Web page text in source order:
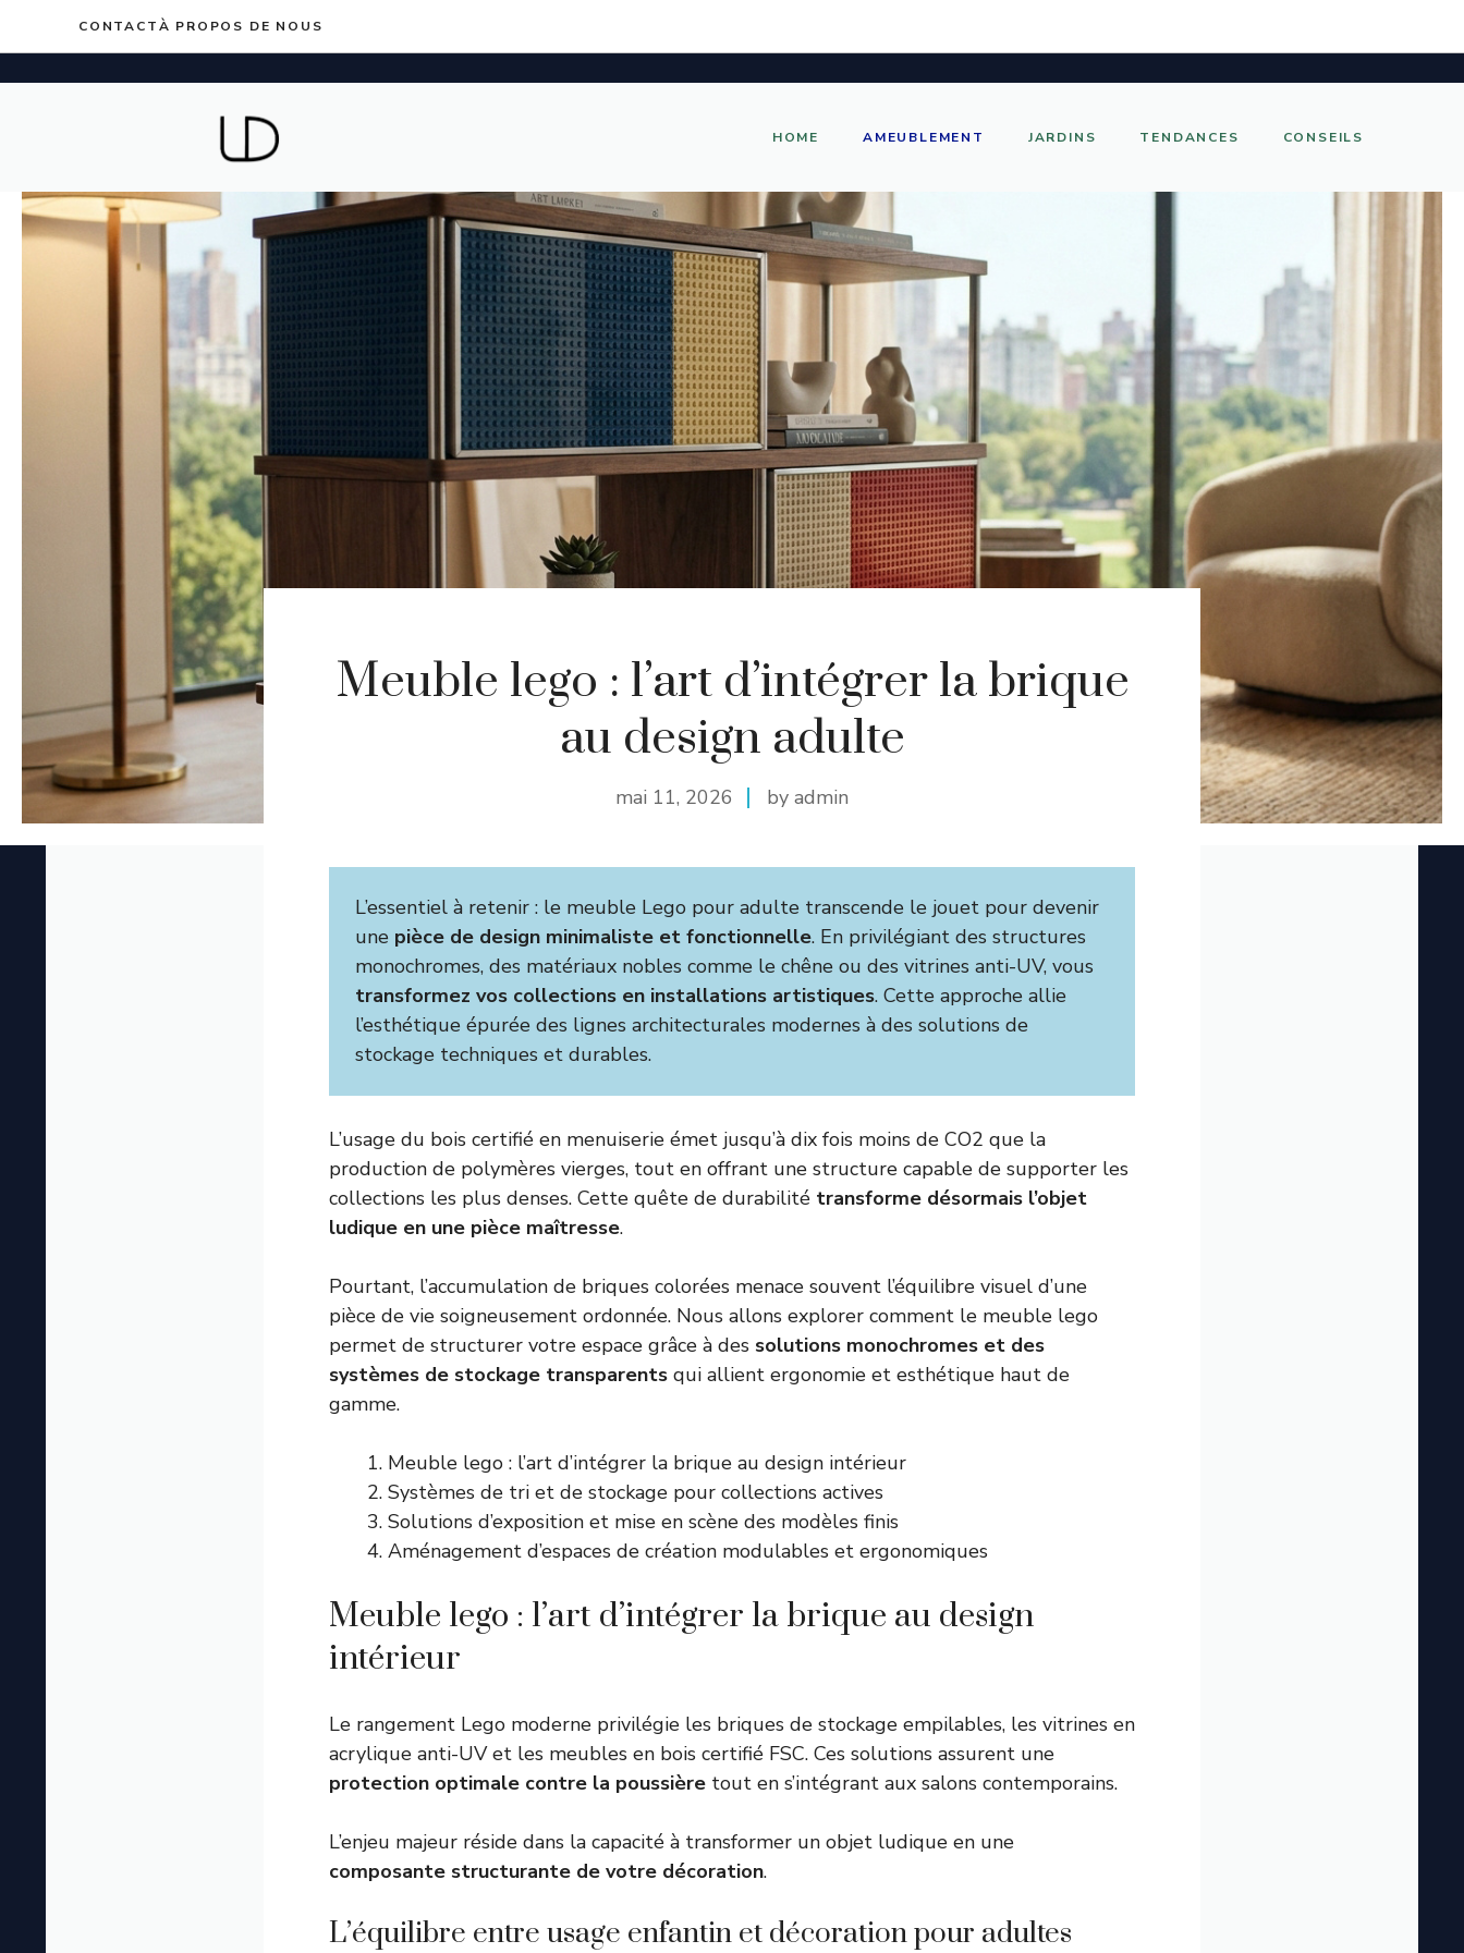
CONTACTÀ PROPOS DE NOUS
HOME AMEUBLEMENT JARDINS TENDANCES CONSEILS
Meuble lego : l’art d’intégrer la brique
au design adulte
mai 11, 2026 by admin
L’essentiel à retenir : le meuble Lego pour adulte transcende le jouet pour devenir
une pièce de design minimaliste et fonctionnelle. En privilégiant des structures
monochromes, des matériaux nobles comme le chêne ou des vitrines anti-UV, vous
transformez vos collections en installations artistiques. Cette approche allie
l’esthétique épurée des lignes architecturales modernes à des solutions de
stockage techniques et durables.
L’usage du bois certifié en menuiserie émet jusqu’à dix fois moins de CO2 que la
production de polymères vierges, tout en offrant une structure capable de supporter les
collections les plus denses. Cette quête de durabilité transforme désormais l’objet
ludique en une pièce maîtresse.
Pourtant, l’accumulation de briques colorées menace souvent l’équilibre visuel d’une
pièce de vie soigneusement ordonnée. Nous allons explorer comment le meuble lego
permet de structurer votre espace grâce à des solutions monochromes et des
systèmes de stockage transparents qui allient ergonomie et esthétique haut de
gamme.
Meuble lego : l’art d’intégrer la brique au design intérieur
Systèmes de tri et de stockage pour collections actives
Solutions d’exposition et mise en scène des modèles finis
Aménagement d’espaces de création modulables et ergonomiques
Meuble lego : l’art d’intégrer la brique au design
intérieur
Le rangement Lego moderne privilégie les briques de stockage empilables, les vitrines en
acrylique anti-UV et les meubles en bois certifié FSC. Ces solutions assurent une
protection optimale contre la poussière tout en s’intégrant aux salons contemporains.
L’enjeu majeur réside dans la capacité à transformer un objet ludique en une
composante structurante de votre décoration.
L’équilibre entre usage enfantin et décoration pour adultes